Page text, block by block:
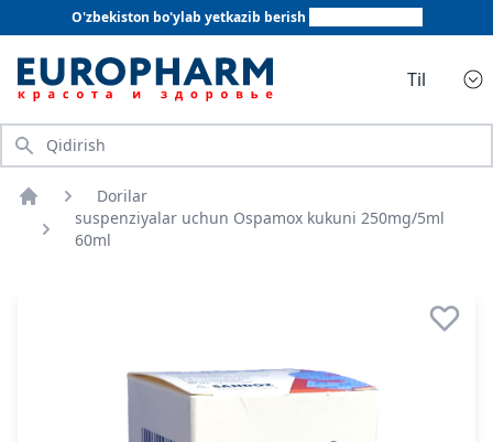
O'zbekiston bo'ylab yetkazib berish
Til
Qidirish
Bosh sahifa
Dorilar
suspenziyalar uchun Ospamox kukuni 250mg/5ml
60ml